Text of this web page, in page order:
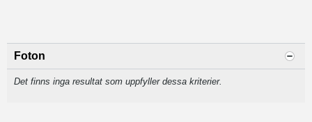
Foton
Det finns inga resultat som uppfyller dessa kriterier.